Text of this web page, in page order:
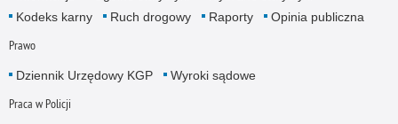
Kodeks karny
Ruch drogowy Raporty Opinia publiczna
Prawo
Dziennik Urzędowy KGP Wyroki sądowe
Praca w Policji